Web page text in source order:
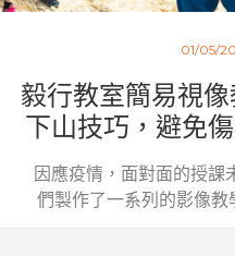
01/05/
毅行教室簡易視
下山技巧，避免
因應疫情，面對面的授課
們製作了一系列的影像教